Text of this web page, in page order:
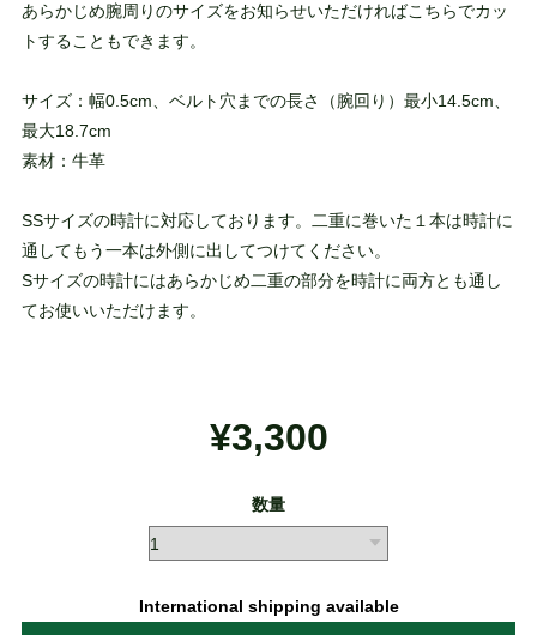
あらかじめ腕周りのサイズをお知らせいただければこちらでカッ
トすることもできます。
サイズ：幅0.5cm、ベルト穴までの長さ（腕回り）最小14.5cm、
最大18.7cm
素材：牛革
SSサイズの時計に対応しております。二重に巻いた１本は時計に
通してもう一本は外側に出してつけてください。
Sサイズの時計にはあらかじめ二重の部分を時計に両方とも通し
てお使いいただけます。
¥3,300
数量
International shipping available